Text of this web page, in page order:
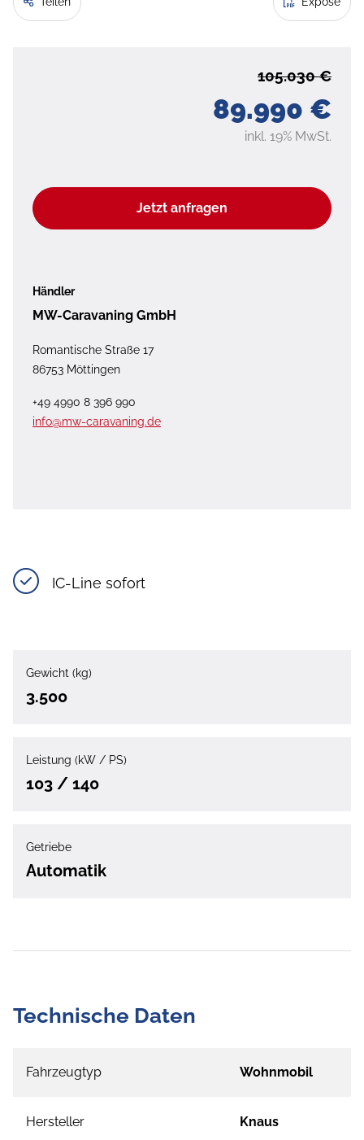
89.990 €
105.030 €
inkl. 19% MwSt.
Jetzt anfragen
Händler
MW-Caravaning GmbH
Romantische Straße 17
86753 Möttingen
+49 4990 8 396 990
info@mw-caravaning.de
IC-Line sofort
Gewicht (kg)
3.500
Leistung (kW / PS)
103 / 140
Getriebe
Automatik
Technische Daten
Fahrzeugtyp Wohnmobil
Hersteller Knaus